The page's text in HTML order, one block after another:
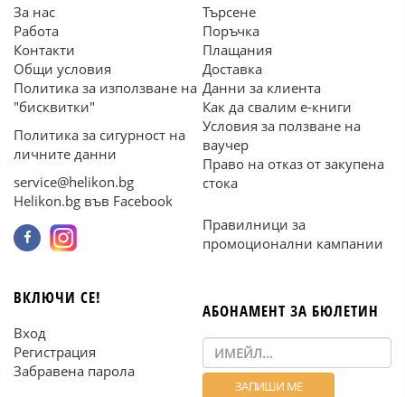
За нас
Работа
Контакти
Общи условия
Политика за използване на
"бисквитки"
Политика за сигурност на
личните данни
service@helikon.bg
Helikon.bg във Facebook
Търсене
Поръчка
Плащания
Доставка
Данни за клиента
Как да свалим е-книги
Условия за ползване на
ваучер
Право на отказ от закупена
стока
Правилници за
промоционални кампании
ВКЛЮЧИ СЕ!
Вход
Регистрация
Забравена парола
АБОНАМЕНТ ЗА БЮЛЕТИН